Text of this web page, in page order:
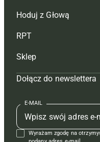
Redakcja
Reklama
Tagi
Mapa serwisu
Kontakt
Regulamin
Hoduj z Głową
Hoduj z głową bydło
Hoduj z głową świnie
Prenumerata
Redakcja
Kontakt
RPT
Redakcja
Prenumerata
Reklama
Kontakt
Sklep
Czasopisma i prenumerata
Książki
Regulamin
Dołącz do newslettera
E-MAIL
Wyrażam zgodę na